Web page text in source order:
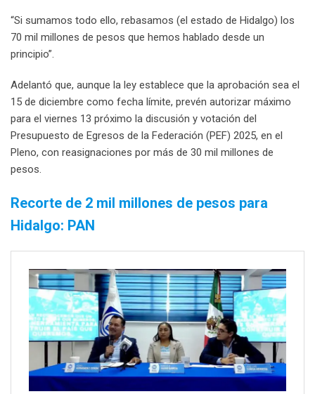
“Si sumamos todo ello, rebasamos (el estado de Hidalgo) los
70 mil millones de pesos que hemos hablado desde un
principio”.
Adelantó que, aunque la ley establece que la aprobación sea el
15 de diciembre como fecha límite, prevén autorizar máximo
para el viernes 13 próximo la discusión y votación del
Presupuesto de Egresos de la Federación (PEF) 2025, en el
Pleno, con reasignaciones por más de 30 mil millones de
pesos.
Recorte de 2 mil millones de pesos para
Hidalgo: PAN